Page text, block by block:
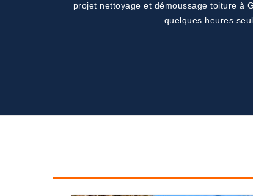
projet nettoyage et démoussage toiture à
quelques heures